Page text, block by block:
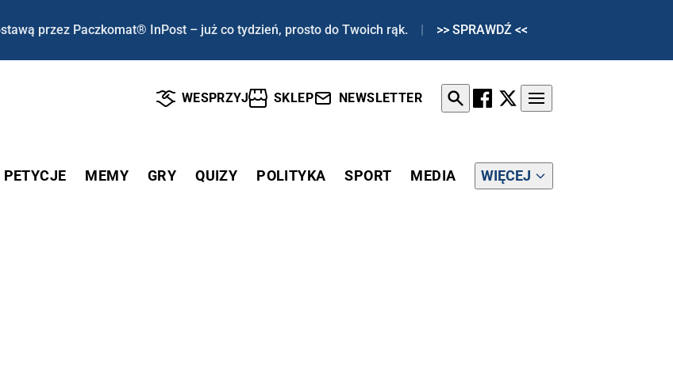
przez Paczkomat® InPost – już co tydzień, prosto do Twoich rąk. | >> SPRAWDŹ <<
WESPRZYJ SKLEP NEWSLETTER
PETYCJE MEMY GRY QUIZY POLITYKA SPORT MEDIA WIĘCEJ